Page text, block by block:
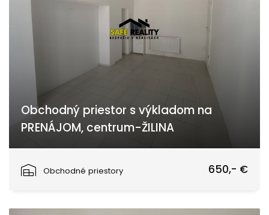
Obchodný priestor s výkladom na
PRENÁJOM, centrum-ŽILINA
Obchodné priestory
650,- €